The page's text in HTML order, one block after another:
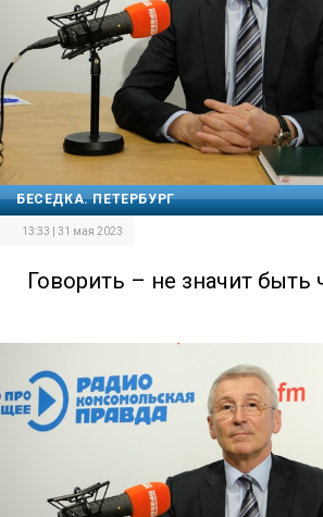
БЕСЕДКА. ПЕТЕРБУРГ
13:33 | 31 мая 2023
Говорить – не значит быть